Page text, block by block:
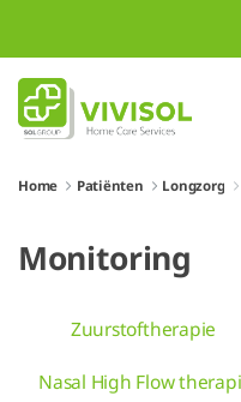
Overslaan en naar
Home Patiënten Longzorg
Monitoring
Zuurstoftherapie
Nasal High Flow